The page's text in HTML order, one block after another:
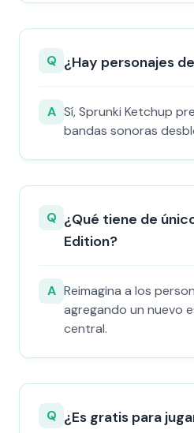
Q ¿Hay personajes
A Sí, Sprunki Ketchup
bandas sonoras
Q ¿Qué tiene de
Edition?
A Reimagina a los
agregando un nuevo
central.
Q ¿Es gratis para